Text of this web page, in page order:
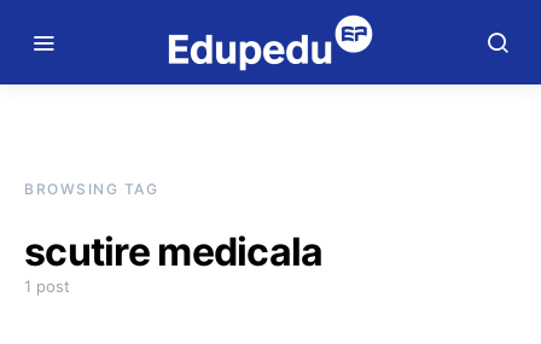
BROWSING TAG
scutire medicala
1 post